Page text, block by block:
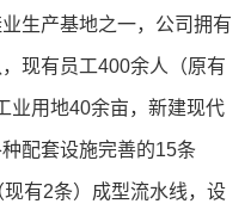
生产基地之一，公司拥有
现有员工400余人（原有
业用地40余亩，新建现代
配套设施完善的15条
现有2条）成型流水线，设